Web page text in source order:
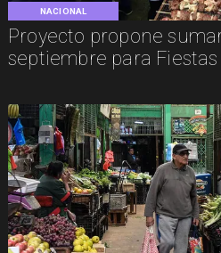
NACIONAL
Proyecto propone
septiembre para